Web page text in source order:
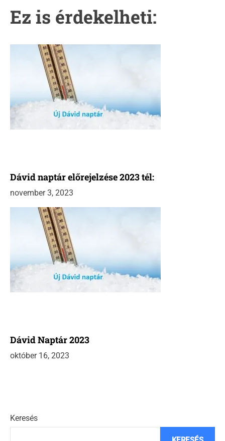
ó
Ez is érdekelheti:
Dávid naptár előrejelzése 2023 tél:
november 3, 2023
Dávid Naptár 2023
október 16, 2023
Keresés